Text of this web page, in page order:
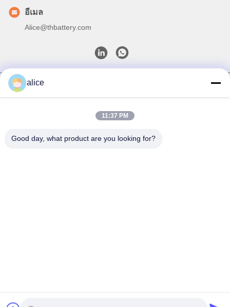
อีเมล
Alice@thbattery.com
นโยบายความเป็นส่วนตัว
แบตเตอรี่ลิธีอุตสาหกรรมแสงอาทิตย์ ผู้จัดจําหน่าย.ลิขสิทธิ์ 2026
ทั้งหมดถูกเก็บไว้
alice
11:37 PM
Good day, what product are you looking for?